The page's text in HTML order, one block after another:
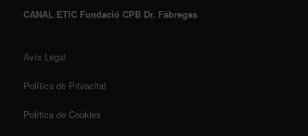
CANAL ÈTIC Fundació CPB Dr. Fàbregas
Avís Legal
Política de Privacitat
Política de Cookies